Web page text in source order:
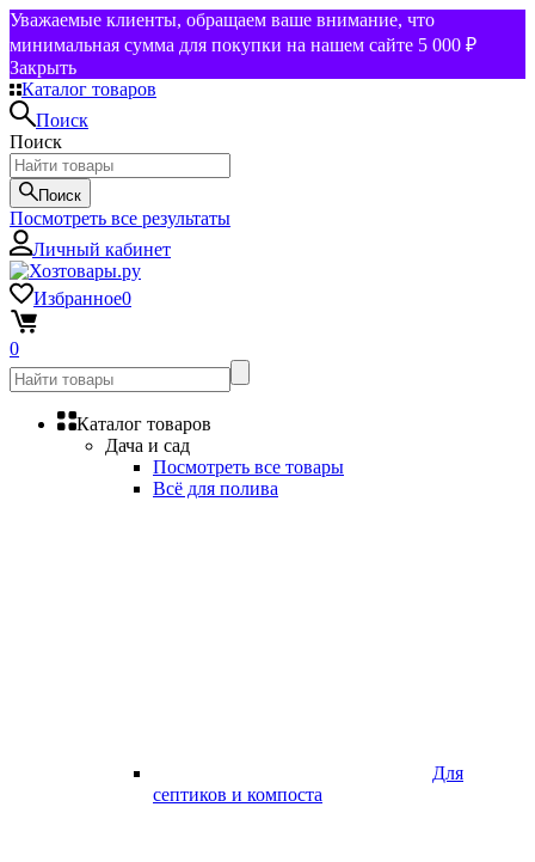
Уважаемые клиенты, обращаем ваше внимание, что
минимальная сумма для покупки на нашем сайте 5 000 ₽
Закрыть
Каталог товаров
Поиск
Поиск
Поиск
Посмотреть все результаты
Личный кабинет
Избранное0
0
Каталог товаров
Дача и сад
Посмотреть все товары
Всё для полива
Для
септиков и компоста